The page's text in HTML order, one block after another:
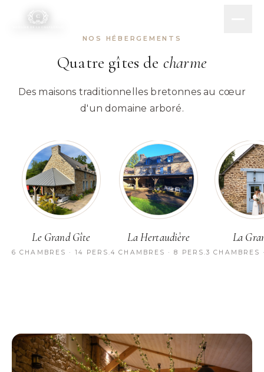
Le Grand Gîte La Hertaudière La Grange La Chaumière Salle de réception
NOS HÉBERGEMENTS
Quatre gîtes de charme
Des maisons traditionnelles bretonnes au cœur
d'un domaine arboré.
Le Grand Gîte
6 CHAMBRES · 14 PERS.
La Hertaudière
4 CHAMBRES · 8 PERS.
La
3 CHAMBRES